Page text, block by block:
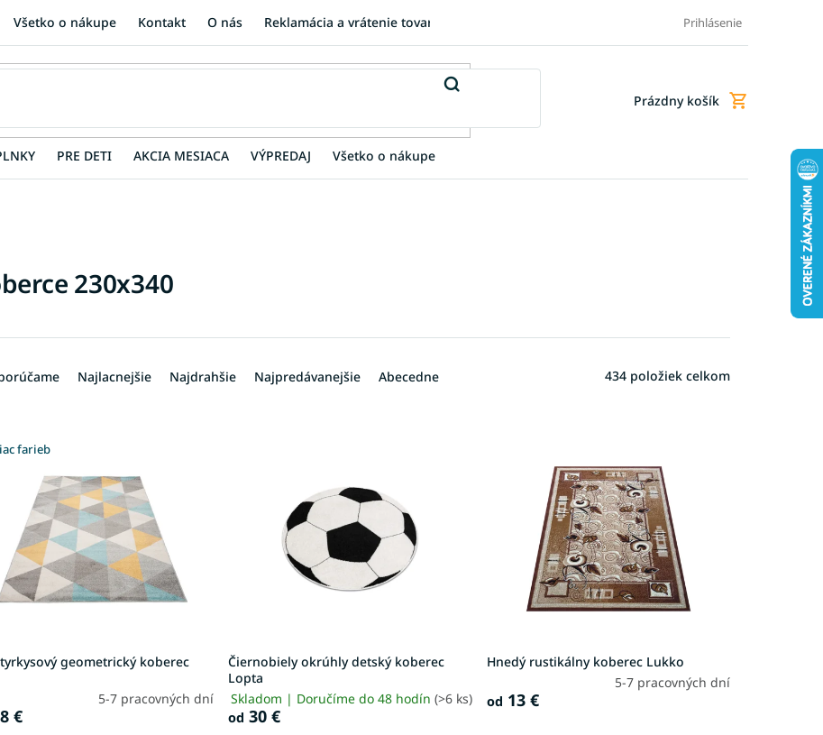
Všetko o nákupe Kontakt O nás Reklamácia a vrátenie tovaru FAQ - Najčastejšie otázky
Prihlásenie
Nákupný
Prázdny košík
PRE DETI AKCIA MESIACA VÝPREDAJ Všetko o nákupe
230x340
Najlacnejšie Najdrahšie Najpredávanejšie Abecedne 434 položiek celkom
farieb
geometrický koberec
5-7 pracovných dní
€
Čiernobiely okrúhly detský koberec
Lopta
Skladom | Doručíme do 48 hodín (>6 ks)
od 30 €
Hnedý rustikálny koberec Lukko
5-7 pracovných dní
od 13 €